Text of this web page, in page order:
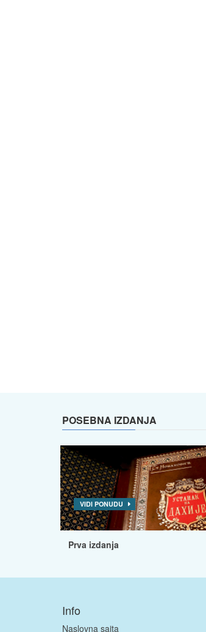
POSEBNA IZDANJA
VIDI PONUDU
Prva izdanja
Info
Naslovna sajta